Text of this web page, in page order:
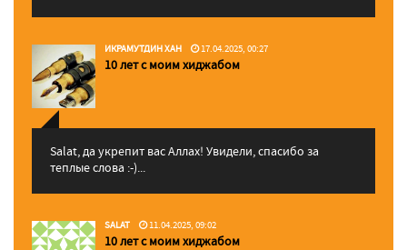
ИКРАМУТДИН ХАН 17.04.2025, 00:27
10 лет с моим хиджабом
Salat, да укрепит вас Аллаx! Увидели, спасибо за
теплые слова :-)...
SALAT 11.04.2025, 09:02
10 лет с моим хиджабом